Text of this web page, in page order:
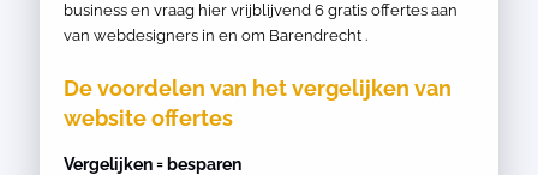
business en vraag hier vrijblijvend 6 gratis offertes aan
van webdesigners in en om Barendrecht .
De voordelen van het vergelijken van
website offertes
Vergelijken = besparen